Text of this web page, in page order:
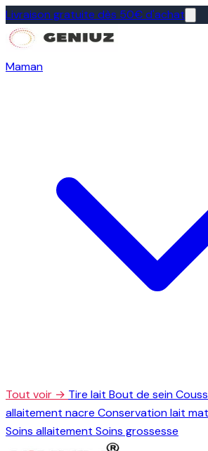
Livraison gratuite dès 50€ d'achat
Maman
Tout voir → Tire lait Bout de sein
allaitement nacre Conservation lait
Soins allaitement Soins grossesse